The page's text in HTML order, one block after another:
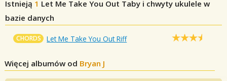
Istnieją 1 Let Me Take You Out Taby i chwyty ukulele w
bazie danych
CHORDS Let Me Take You Out Riff
Więcej albumów od Bryan J